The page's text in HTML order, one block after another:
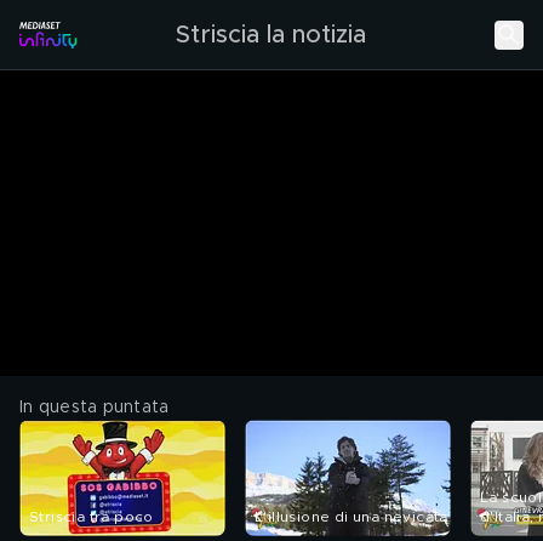
Striscia la notizia
In questa puntata
Striscia tra poco L'illusione di una nevicata
La
d'Italia,